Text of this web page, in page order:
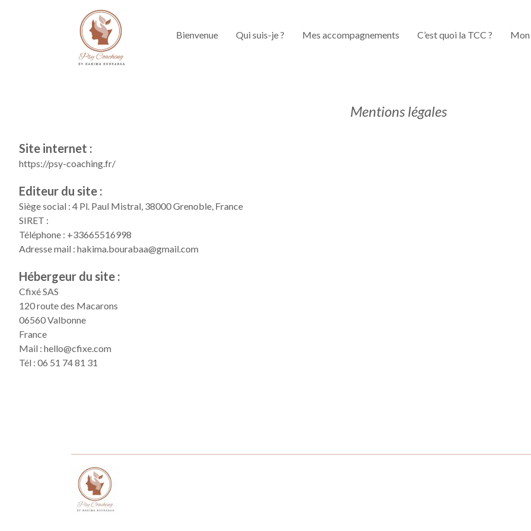
Bienvenue Qui suis-je ? Mes accompagnements C’est quoi la TCC ? Mon
Mentions légales
Site internet :
https://psy-coaching.fr/
Editeur du site :
Siège social : 4 Pl. Paul Mistral, 38000 Grenoble, France
SIRET :
Téléphone : +33665516998
Adresse mail : hakima.bourabaa@gmail.com
Hébergeur du site :
Cfixé SAS
120 route des Macarons
06560 Valbonne
France
Mail : hello@cfixe.com
Tél : 06 51 74 81 31